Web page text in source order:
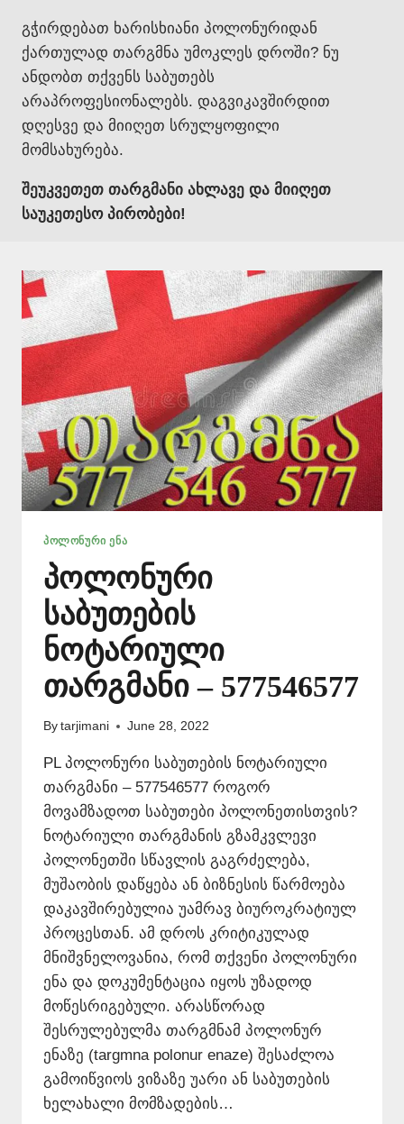
გჭირდებათ ხარისხიანი პოლონურიდან
ქართულად თარგმნა უმოკლეს დროში? ნუ
ანდობთ თქვენს საბუთებს
არაპროფესიონალებს. დაგვიკავშირდით
დღესვე და მიიღეთ სრულყოფილი
მომსახურება.
შეუკვეთეთ თარგმანი ახლავე და მიიღეთ
საუკეთესო პირობები!
ᲞᲝᲚᲝᲜᲣᲠᲘ ᲔᲜᲐ
პოლონური
საბუთების
ნოტარიული
თარგმანი – 577546577
By tarjimani June 28, 2022
PL პოლონური საბუთების ნოტარიული
თარგმანი – 577546577 როგორ
მოვამზადოთ საბუთები პოლონეთისთვის?
ნოტარიული თარგმანის გზამკვლევი
პოლონეთში სწავლის გაგრძელება,
მუშაობის დაწყება ან ბიზნესის წარმოება
დაკავშირებულია უამრავ ბიუროკრატიულ
პროცესთან. ამ დროს კრიტიკულად
მნიშვნელოვანია, რომ თქვენი პოლონური
ენა და დოკუმენტაცია იყოს უზადოდ
მოწესრიგებული. არასწორად
შესრულებულმა თარგმნამ პოლონურ
ენაზე (targmna polonur enaze) შესაძლოა
გამოიწვიოს ვიზაზე უარი ან საბუთების
ხელახალი მომზადების…